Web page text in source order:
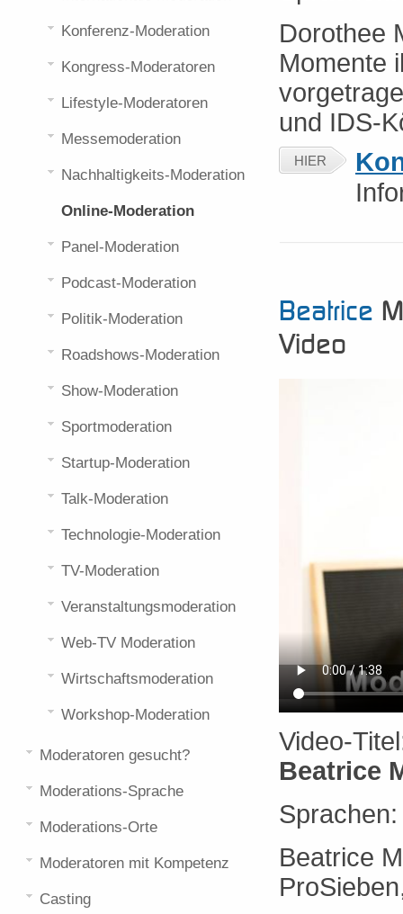
Dorothee
Momente
und IDS-
HIER
Beatrice
Video
Video-
Beatrice
Beatrice
Konferenz-Moderation
Kongress-Moderatoren
Lifestyle-Moderatoren
Messemoderation
Nachhaltigkeits-Moderation
Online-Moderation
Panel-Moderation
Podcast-Moderation
Politik-Moderation
Roadshows-Moderation
Show-Moderation
Sportmoderation
Startup-Moderation
Talk-Moderation
Technologie-Moderation
TV-Moderation
Veranstaltungsmoderation
Web-TV Moderation
Wirtschaftsmoderation
Workshop-Moderation
Moderatoren gesucht?
Moderations-Sprache
Moderations-Orte
Moderatoren mit Kompetenz
Casting